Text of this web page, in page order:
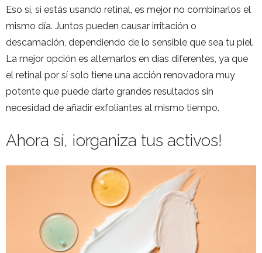
Eso sí, si estás usando retinal, es mejor no combinarlos el
mismo día. Juntos pueden causar irritación o
descamación, dependiendo de lo sensible que sea tu piel.
La mejor opción es alternarlos en días diferentes, ya que
el retinal por sí solo tiene una acción renovadora muy
potente que puede darte grandes resultados sin
necesidad de añadir exfoliantes al mismo tiempo.
Ahora sí, ¡organiza tus activos!